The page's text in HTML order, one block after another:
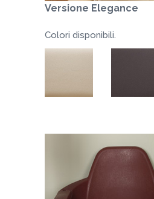
Versione Elegance
Colori disponibili.